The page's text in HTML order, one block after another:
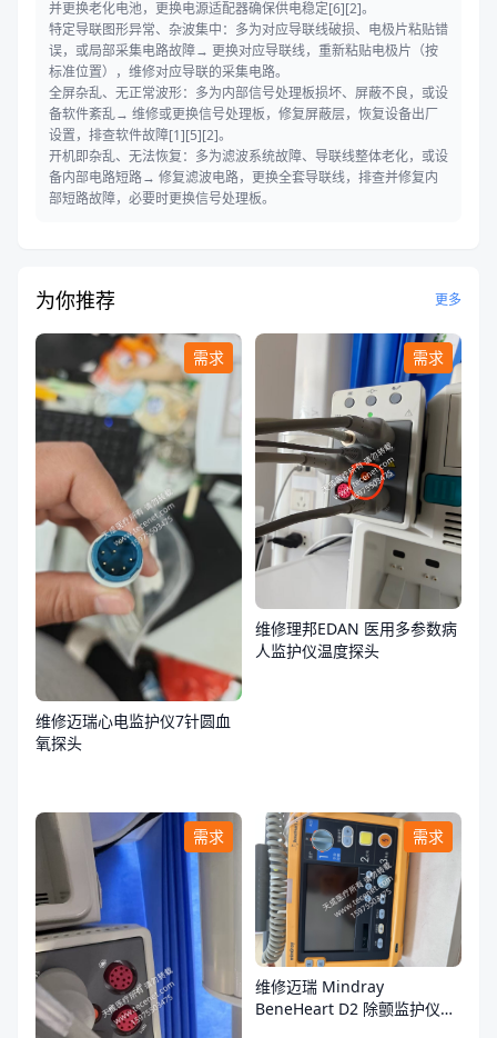
并更换老化电池，更换电源适配器确保供电稳定[6][2]。
特定导联图形异常、杂波集中：多为对应导联线破损、电极片粘贴错
误，或局部采集电路故障→ 更换对应导联线，重新粘贴电极片（按
标准位置），维修对应导联的采集电路。
全屏杂乱、无正常波形：多为内部信号处理板损坏、屏蔽不良，或设
备软件紊乱→ 维修或更换信号处理板，修复屏蔽层，恢复设备出厂
设置，排查软件故障[1][5][2]。
开机即杂乱、无法恢复：多为滤波系统故障、导联线整体老化，或设
备内部电路短路→ 修复滤波电路，更换全套导联线，排查并修复内
部短路故障，必要时更换信号处理板。
为你推荐 更多
需求
维修迈瑞心电监护仪7针圆血
氧探头
需求
维修理邦EDAN 医用多参数病
人监护仪温度探头
需求 需求
维修迈瑞 Mindray
BeneHeart D2 除颤监护仪故